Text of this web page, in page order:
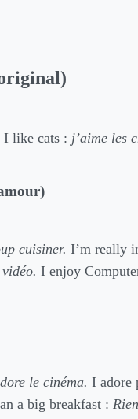
I like cats : j’aime les
cuisiner. I’m really
I enjoy
le cinéma. I adore
a big breakfast :